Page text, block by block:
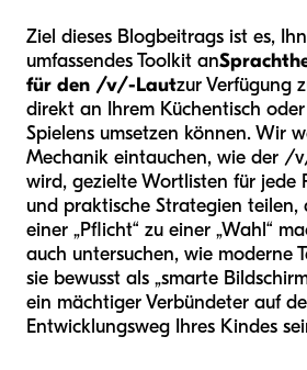
Ziel dieses Blogbeitrags ist es,
umfassendes Toolkit an
für den /v/-Lautzur Verfügung
direkt an Ihrem Küchentisch
Spielens umsetzen können. Wir
Mechanik eintauchen, wie der /
wird, gezielte Wortlisten für jede
und praktische Strategien teilen,
einer „Pflicht“ zu einer „Wahl“
auch untersuchen, wie moderne
sie bewusst als „smarte
ein mächtiger Verbündeter auf
Entwicklungsweg Ihres Kindes